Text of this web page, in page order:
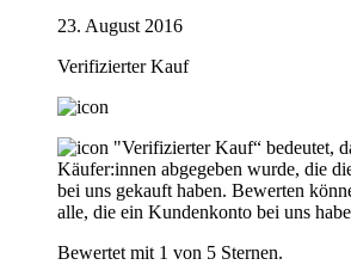
23. August 2016
Verifizierter Kauf
"Verifizierter Kauf“ bedeutet,
Käufer:innen abgegeben wurde, die
bei uns gekauft haben. Bewerten
alle, die ein Kundenkonto bei uns
Bewertet mit 1 von 5 Sternen.